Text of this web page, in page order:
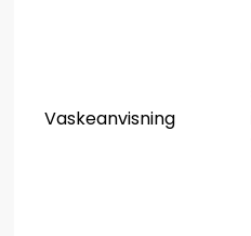
Vaskeanvisning